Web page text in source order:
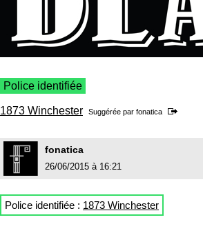
Police identifiée
1873 Winchester Suggérée par fonatica
fonatica
26/06/2015 à 16:21
Police identifiée : 1873 Winchester